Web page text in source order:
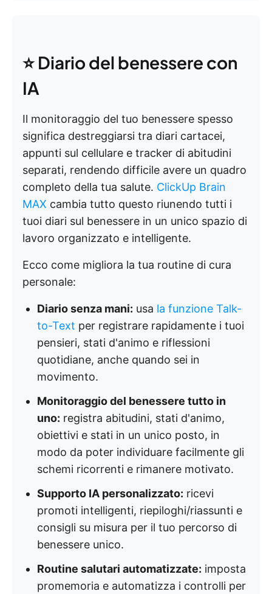
⭐ Diario del benessere con
IA
Il monitoraggio del tuo benessere spesso
significa destreggiarsi tra diari cartacei,
appunti sul cellulare e tracker di abitudini
separati, rendendo difficile avere un quadro
completo della tua salute. ClickUp Brain
MAX cambia tutto questo riunendo tutti i
tuoi diari sul benessere in un unico spazio di
lavoro organizzato e intelligente.
Ecco come migliora la tua routine di cura
personale:
Diario senza mani: usa la funzione Talk-
to-Text per registrare rapidamente i tuoi
pensieri, stati d'animo e riflessioni
quotidiane, anche quando sei in
movimento.
Monitoraggio del benessere tutto in
uno: registra abitudini, stati d'animo,
obiettivi e stati in un unico posto, in
modo da poter individuare facilmente gli
schemi ricorrenti e rimanere motivato.
Supporto IA personalizzato: ricevi
promoti intelligenti, riepiloghi/riassunti e
consigli su misura per il tuo percorso di
benessere unico.
Routine salutari automatizzate: imposta
promemoria e automatizza i controlli per